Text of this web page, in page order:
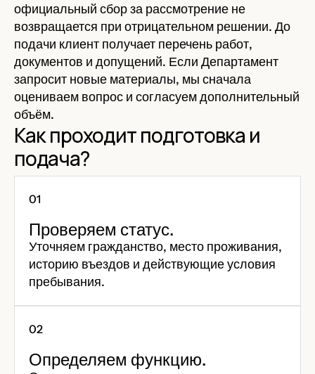
официальный сбор за рассмотрение не
возвращается при отрицательном решении. До
подачи клиент получает перечень работ,
документов и допущений. Если Департамент
запросит новые материалы, мы сначала
оцениваем вопрос и согласуем дополнительный
объём.
Как проходит подготовка и
подача?
Проверяем статус.
Уточняем гражданство, место проживания,
историю въездов и действующие условия
пребывания.
Определяем функцию.